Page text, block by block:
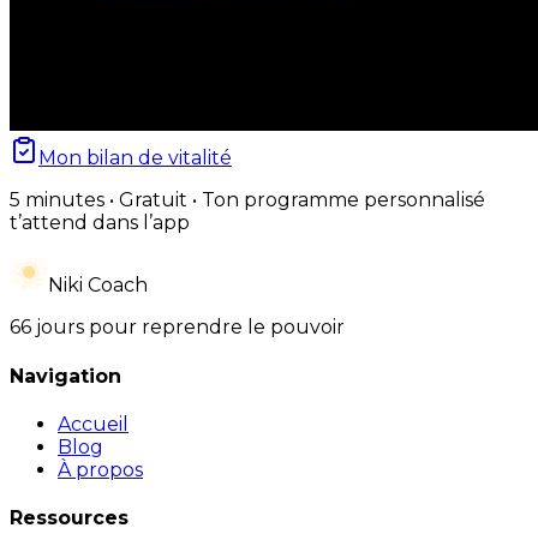
Mon bilan de vitalité
5 minutes • Gratuit • Ton programme personnalisé
t’attend dans l’app
Niki Coach
66 jours pour reprendre le pouvoir
Navigation
Accueil
Blog
À propos
Ressources